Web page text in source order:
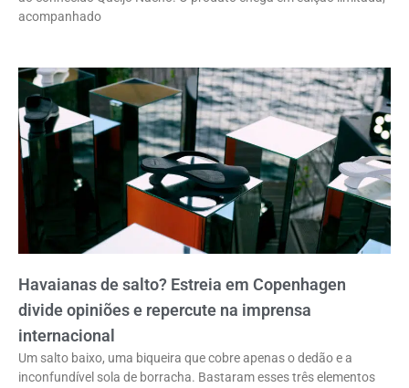
acompanhado
Havaianas de salto? Estreia em Copenhagen
divide opiniões e repercute na imprensa
internacional
Um salto baixo, uma biqueira que cobre apenas o dedão e a
inconfundível sola de borracha. Bastaram esses três elementos